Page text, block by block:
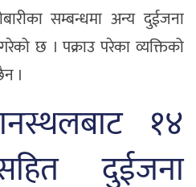
सम्बन्धमा अन्य दुईजना
छ । पक्राउ परेका व्यक्तिको
।
१४
दुईजना